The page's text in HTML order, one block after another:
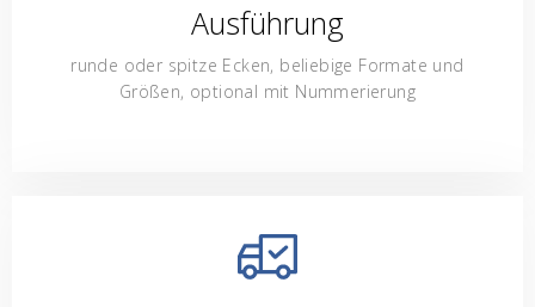
Ausführung
runde oder spitze Ecken, beliebige Formate und
Größen, optional mit Nummerierung